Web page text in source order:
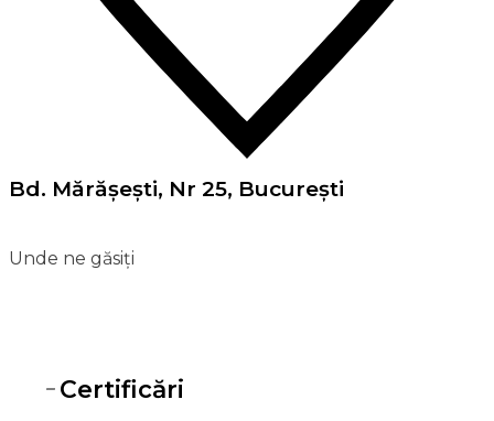
Bd. Mărăşeşti, Nr 25, Bucureşti
Unde ne găsiți
Certificări